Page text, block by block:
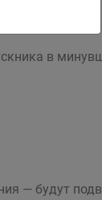
в
— будут